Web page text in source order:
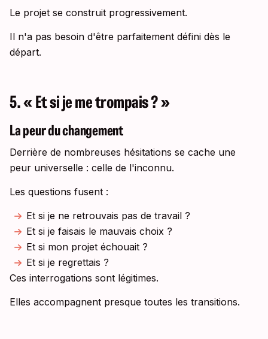
Le projet se construit progressivement.
Il n'a pas besoin d'être parfaitement défini dès le
départ.
5. « Et si je me trompais ? »
La peur du changement
Derrière de nombreuses hésitations se cache une
peur universelle : celle de l'inconnu.
Les questions fusent :
Et si je ne retrouvais pas de travail ?
Et si je faisais le mauvais choix ?
Et si mon projet échouait ?
Et si je regrettais ?
Ces interrogations sont légitimes.
Elles accompagnent presque toutes les transitions.